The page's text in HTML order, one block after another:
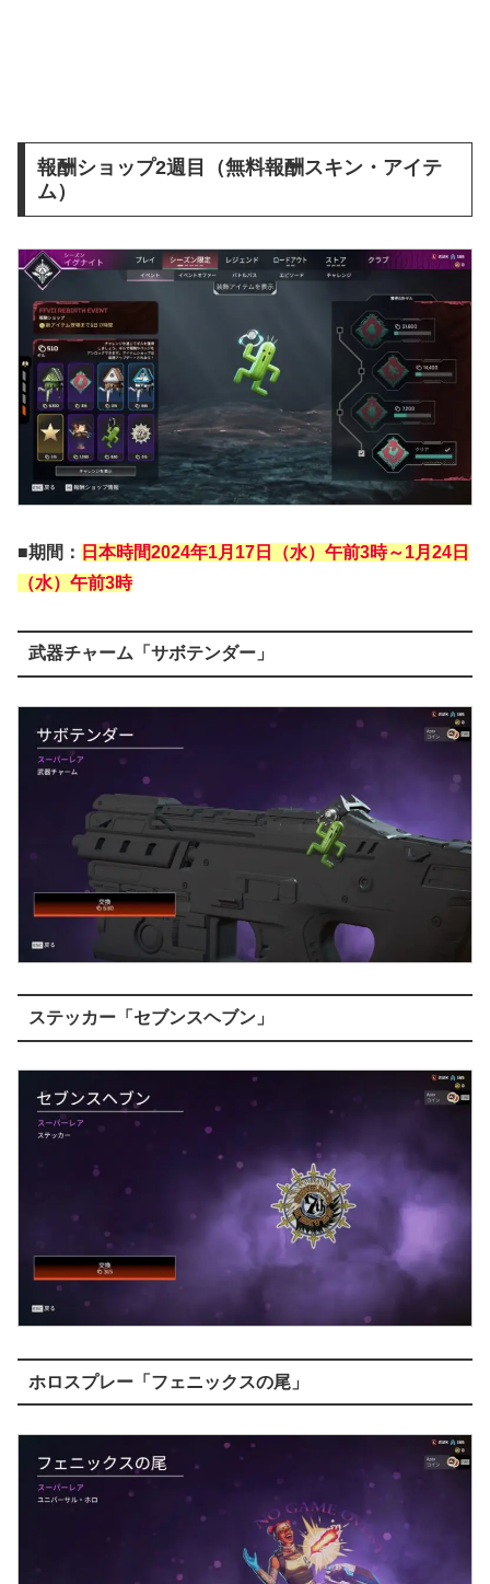
報酬ショップ2週目（無料報酬スキン・アイテ
ム）
■期間： 日本時間2024年1月17日（水）午前3時～1月24日
（水）午前3時
武器チャーム「サボテンダー」
ステッカー「セブンスヘブン」
ホロスプレー「フェニックスの尾」